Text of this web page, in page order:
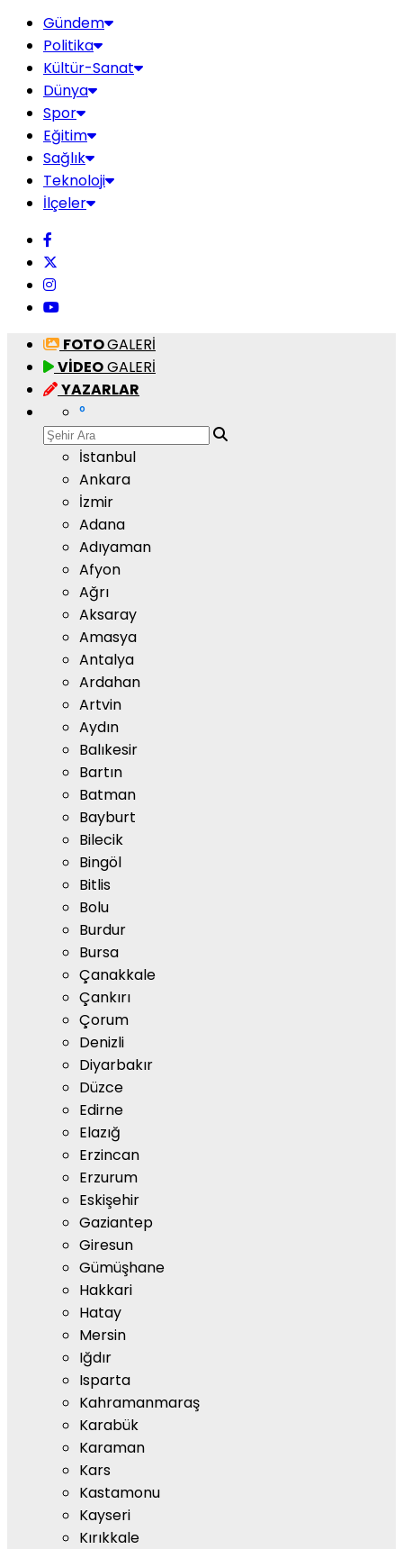
Gündem
Politika
Kültür-Sanat
Dünya
Spor
Eğitim
Sağlık
Teknoloji
İlçeler
FOTOGALERİ
VİDEOGALERİ
YAZARLAR
°
İstanbul
Ankara
İzmir
Adana
Adıyaman
Afyon
Ağrı
Aksaray
Amasya
Antalya
Ardahan
Artvin
Aydın
Balıkesir
Bartın
Batman
Bayburt
Bilecik
Bingöl
Bitlis
Bolu
Burdur
Bursa
Çanakkale
Çankırı
Çorum
Denizli
Diyarbakır
Düzce
Edirne
Elazığ
Erzincan
Erzurum
Eskişehir
Gaziantep
Giresun
Gümüşhane
Hakkari
Hatay
Mersin
Iğdır
Isparta
Kahramanmaraş
Karabük
Karaman
Kars
Kastamonu
Kayseri
Kırıkkale